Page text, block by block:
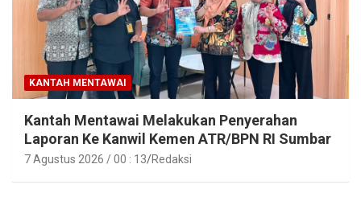
KANTAH MENTAWAI
Kantah Mentawai Melakukan Penyerahan
Laporan Ke Kanwil Kemen ATR/BPN RI Sumbar
7 Agustus 2026 / 00 : 13 Redaksi